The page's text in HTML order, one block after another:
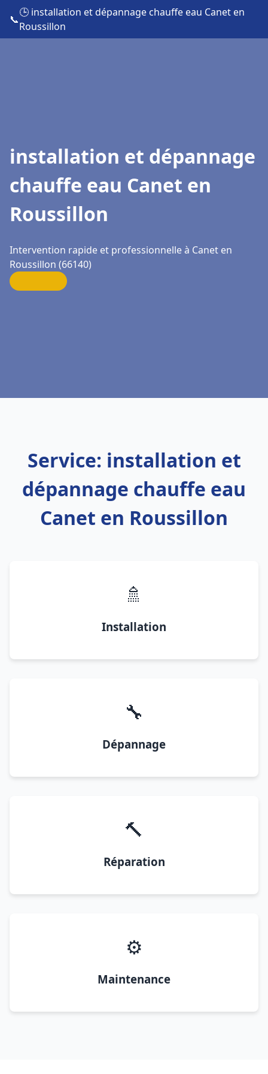
📞
🕒 installation et dépannage chauffe eau Canet en
Roussillon
installation et dépannage
chauffe eau Canet en
Roussillon
Intervention rapide et professionnelle à Canet en
Roussillon (66140)
Service: installation et
dépannage chauffe eau
Canet en Roussillon
🚿
Installation
🔧
Dépannage
🔨
Réparation
⚙️
Maintenance